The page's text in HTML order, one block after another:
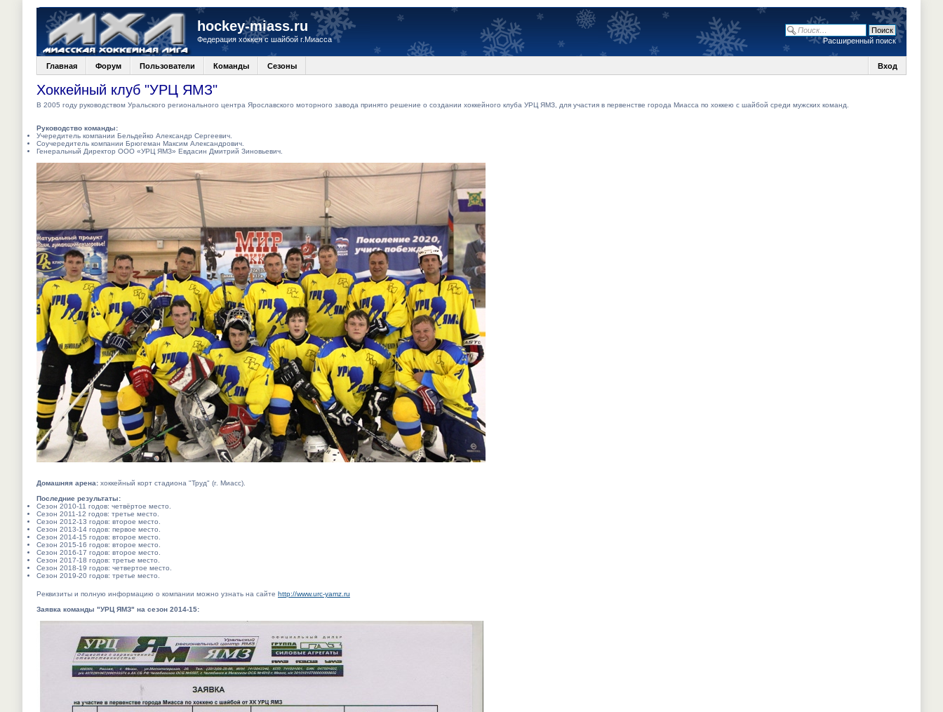
hockey-miass.ru
Федерация хоккея с шайбой г.Миасса Расширенный поиск
Главная Форум Пользователи Команды Сезоны Вход
Хоккейный клуб "УРЦ ЯМЗ"
В 2005 году руководством Уральского регионального центра Ярославского моторного завода принято решение о создании хоккейного клуба УРЦ ЯМЗ, для участия в первенстве города Миасса по хоккею с шайбой среди мужских команд.
Руководство команды:
Учередитель компании Бельдейко Александр Сергеевич.
Соучередитель компании Брюгеман Максим Александрович.
Генеральный Директор ООО «УРЦ ЯМЗ» Евдасин Дмитрий Зиновьевич.
Домашняя арена: хоккейный корт стадиона "Труд" (г. Миасс).
Последние результаты:
Сезон 2010-11 годов: четвёртое место.
Сезон 2011-12 годов: третье место.
Сезон 2012-13 годов: второе место.
Сезон 2013-14 годов: первое место.
Сезон 2014-15 годов: второе место.
Сезон 2015-16 годов: второе место.
Сезон 2016-17 годов: второе место.
Сезон 2017-18 годов: третье место.
Сезон 2018-19 годов: четвертое место.
Сезон 2019-20 годов: третье место.
Реквизиты и полную информацию о компании можно узнать на сайте http://www.urc-yamz.ru
Заявка команды "УРЦ ЯМЗ" на сезон 2014-15: